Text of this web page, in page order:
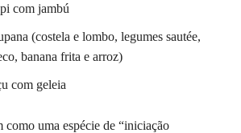
com jambú
(costela e lombo, legumes sautée,
banana frita e arroz)
com geleia
como uma espécie de “iniciação